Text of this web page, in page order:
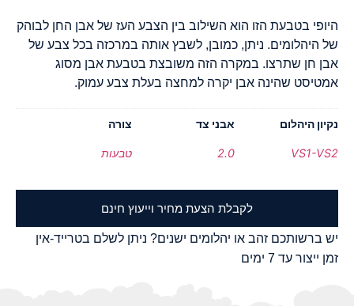
היופי בטבעת הזו הוא השילוב בין הצבע העז של אבן החן לבוהק
של היהלומים. ניתן, כמובן, לשבץ אותה במרכזה בכל צבע של
אבן חן שתרצו. במקרה הזה משובצת בטבעת אבן מסוג
אמטיסט שהינה אבן יקרה למחצה בעלת צבע עמוק.
נקיון היהלום
VS1-VS2
אבני צד
2.0
צורה
טבעות
לקבלת הצעת מחיר וייעוץ חינם
יש ברשותכם זהב או יהלומים ישנים? ניתן לשלם בטרייד-אין
זמן ייצור עד 7 ימים